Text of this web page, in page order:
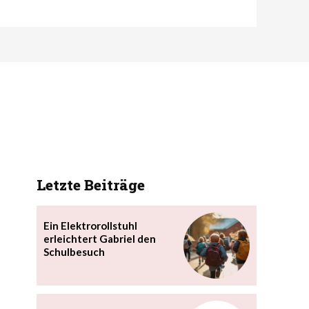
Letzte Beiträge
Ein Elektrorollstuhl
erleichtert Gabriel den
Schulbesuch